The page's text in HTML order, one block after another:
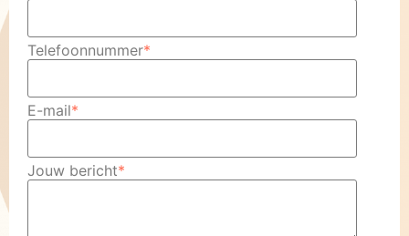
Telefoonnummer*
E-mail*
Jouw bericht*